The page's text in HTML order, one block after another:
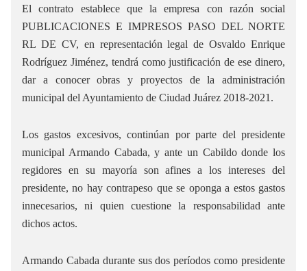
El contrato establece que la empresa con razón social
PUBLICACIONES E IMPRESOS PASO DEL NORTE
RL DE CV, en representación legal de Osvaldo Enrique
Rodríguez Jiménez, tendrá como justificación de ese dinero,
dar a conocer obras y proyectos de la administración
municipal del Ayuntamiento de Ciudad Juárez 2018-2021.
Los gastos excesivos, continúan por parte del presidente
municipal Armando Cabada, y ante un Cabildo donde los
regidores en su mayoría son afines a los intereses del
presidente, no hay contrapeso que se oponga a estos gastos
innecesarios, ni quien cuestione la responsabilidad ante
dichos actos.
Armando Cabada durante sus dos períodos como presidente